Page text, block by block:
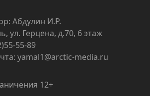
Абдулин И.Р.
ул. Герцена, д.70, 6 этаж
55-89
yamal1@arctic-media.ru
12+